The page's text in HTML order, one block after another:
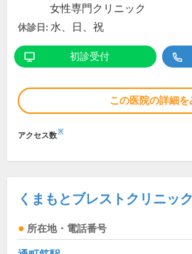
女性専門クリニック
休診日: 水、日、祝
初診受付
この医院の詳細を
アクセス数※
くまもとブレストクリニック
所在地・電話番号